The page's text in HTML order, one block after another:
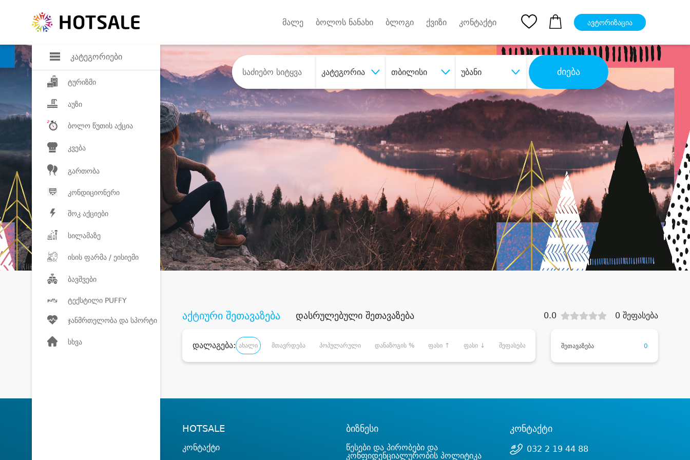
კატეგორიები
ტურიზმი
აუზი
ბოლო წუთის აქცია
კვება
გართობა
კონდიციონერი
შოკ აქციები
სილამაზე
ისის ფარმა / ეისიემი
ბავშვები
ტექსტილი PUFFY
ჯანმრთელობა და სპორტი
სხვა
მალე ბოლოს ნანახი ბლოგი ქვიზი კონტაქტი ავტორიზაცია
კატეგორია თბილისი უბანი ძიება
შეიძინესასურველი მომსახურება დიდი დანაზოგით
აქტიური შეთავაზება დასრულებული შეთავაზება 0.0 0 შეფასება
დალაგება: ახალი მთავრდება პოპულარული დანაზოგის % ფასი ↑ ფასი ↓ შეფასება შეთავაზება 0
HOTSALE
კონტაქტი
ბიზნესი
წესები და პირობები და
კონფიდენციალურობის პოლიტიკა
კონტაქტი
032 2 19 44 88